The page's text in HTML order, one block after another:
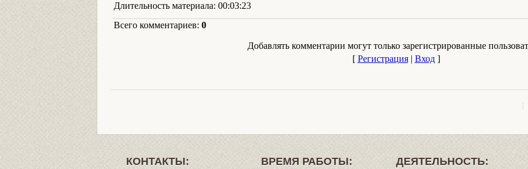
Длительность материала: 00:03:23
Всего комментариев: 0
Добавлять комментарии могут только зарегистрированные
[ Регистрация| Вход]
КОНТАКТЫ: ВРЕМЯ РАБОТЫ: ДЕЯТЕЛЬНОСТЬ: